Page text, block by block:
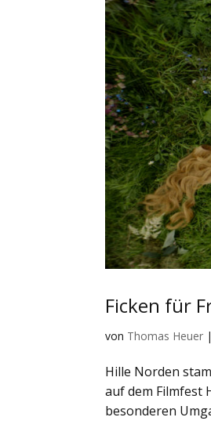
Ficken für
von Thomas Heuer |
Hille Norden
auf dem Filmfest
besonderen